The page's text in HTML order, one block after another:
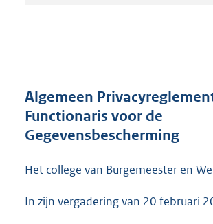
r
7
Algemeen
Functionaris voor de
Gegevensbescherming
Het college van Burgemeester en
In zijn vergadering van 20 februari